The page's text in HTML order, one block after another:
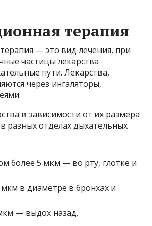
терапия
— это вид лечения, при
частицы лекарства
пути. Лекарства,
через ингаляторы,
в зависимости от их размера
разных отделах дыхательных
более 5 мкм — во рту, глотке и
в диаметре в бронхах и
— выдох назад.